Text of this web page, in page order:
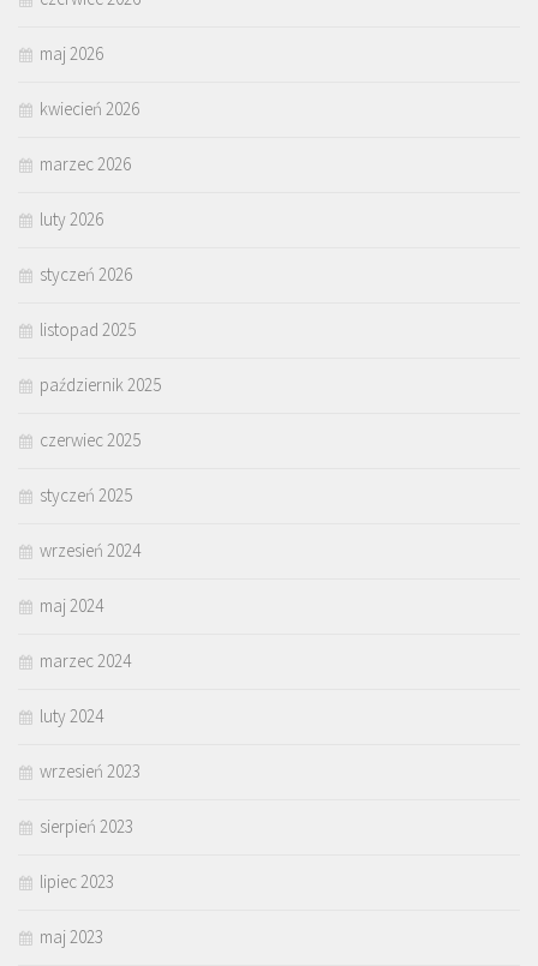
maj 2026
kwiecień 2026
marzec 2026
luty 2026
styczeń 2026
listopad 2025
październik 2025
czerwiec 2025
styczeń 2025
wrzesień 2024
maj 2024
marzec 2024
luty 2024
wrzesień 2023
sierpień 2023
lipiec 2023
maj 2023